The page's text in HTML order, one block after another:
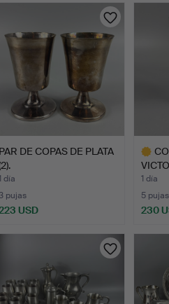
PAR DE COPAS DE PLATA
día
pujas
USD
1 día
5 pujas
230